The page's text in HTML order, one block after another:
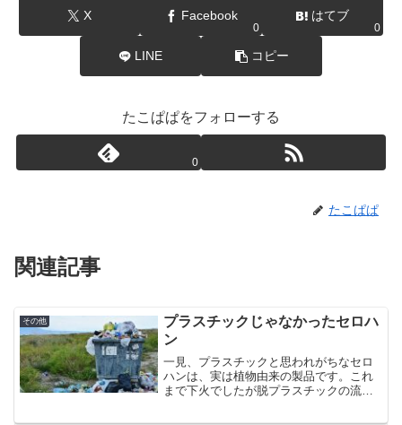
X Facebook
0
はてブ
0
LINE コピー
たこぱぱをフォローする
0
たこぱぱ
関連記事
その他
プラスチックじゃなかったセロハ
ン
一見、プラスチックと思われがちなセロ
ハンは、実は植物由来の製品です。これ
まで下火でしたが脱プラスチックの流れ